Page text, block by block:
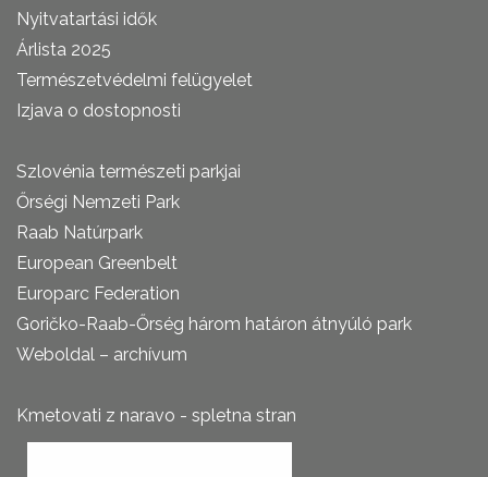
Nyitvatartási idők
Árlista 2025
Természetvédelmi felügyelet
Izjava o dostopnosti
Szlovénia természeti parkjai
Őrségi Nemzeti Park
Raab Natúrpark
European Greenbelt
Europarc Federation
Goričko-Raab-Őrség három határon átnyúló park
Weboldal – archívum
Kmetovati z naravo - spletna stran